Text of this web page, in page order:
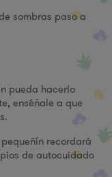
sombras paso a
pueda hacerlo
enséñale a que
recordará
de autocuidado